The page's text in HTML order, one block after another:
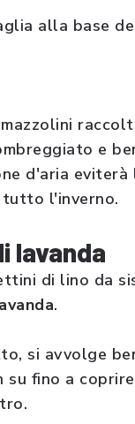
alla base
e
d'aria eviterà
tutto l'inverno.
lavanda
di lino da
.
si avvolge
su fino a